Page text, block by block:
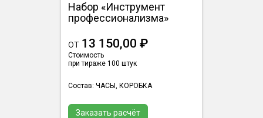
Набор «Инструмент
профессионализма»
от 13 150,00 ₽
Стоимость
при тираже 100 штук
Состав: ЧАСЫ, КОРОБКА
Заказать расчёт